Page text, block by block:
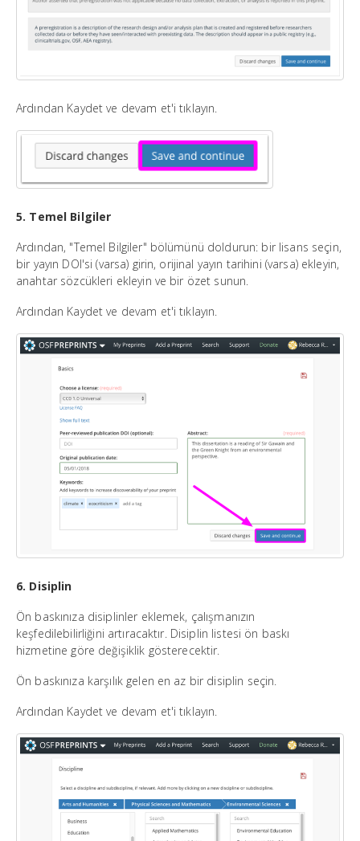
Ardından Kaydet ve devam et'i tıklayın.
5. Temel Bilgiler
Ardından, "Temel Bilgiler" bölümünü doldurun: bir lisans seçin,
bir yayın DOI'si (varsa) girin, orijinal yayın tarihini (varsa) ekleyin,
anahtar sözcükleri ekleyin ve bir özet sunun.
Ardından Kaydet ve devam et'i tıklayın.
6. Disiplin
Ön baskınıza disiplinler eklemek, çalışmanızın
keşfedilebilirliğini artıracaktır. Disiplin listesi ön baskı
hizmetine göre değişiklik gösterecektir.
Ön baskınıza karşılık gelen en az bir disiplin seçin.
Ardından Kaydet ve devam et'i tıklayın.